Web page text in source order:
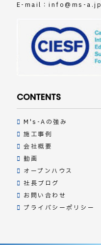
E-mail：info@ms-a.jp
CONTENTS
M's-Aの強み
施工事例
会社概要
動画
オープンハウス
社長ブログ
お問い合わせ
プライバシーポリシー